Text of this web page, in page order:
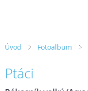
Úvod Fotoalbum
Ptáci